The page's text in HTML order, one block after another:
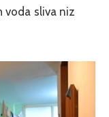
voda sliva niz